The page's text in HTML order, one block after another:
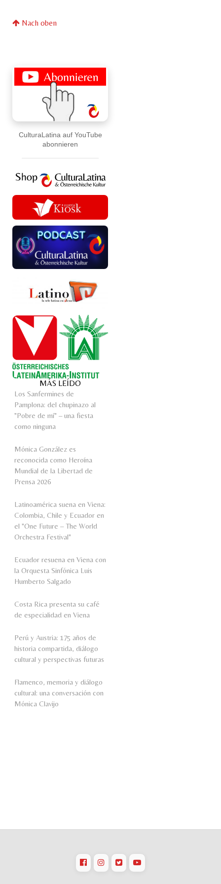
CulturaLatina auf YouTube
abonnieren
MÁS LEÍDO
Los Sanfermines de
Pamplona: del chupinazo al
"Pobre de mí" – una fiesta
como ninguna
Mónica González es
reconocida como Heroína
Mundial de la Libertad de
Prensa 2026
Latinoamérica suena en Viena:
Colombia, Chile y Ecuador en
el "One Future – The World
Orchestra Festival"
Ecuador resuena en Viena con
la Orquesta Sinfónica Luis
Humberto Salgado
Costa Rica presenta su café
de especialidad en Viena
Perú y Austria: 175 años de
historia compartida, diálogo
cultural y perspectivas futuras
Flamenco, memoria y diálogo
cultural: una conversación con
Mónica Clavijo
Nach oben